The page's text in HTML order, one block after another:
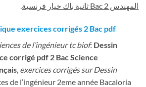
المهندس 2 Bac ثانية باك خيار فرنسية
.
exercices corrigés 2 Bac pdf
de l’ingénieur tc biof: Dessin
corrigé pdf 2 Bac Science
exercices corrigés sur Dessin
de l’ingénieur 2eme année Bacaloria